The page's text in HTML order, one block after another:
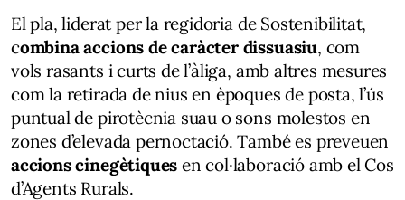
El pla, liderat per la regidoria de Sostenibilitat,
combina accions de caràcter dissuasiu, com
vols rasants i curts de l’àliga, amb altres mesures
com la retirada de nius en èpoques de posta, l’ús
puntual de pirotècnia suau o sons molestos en
zones d’elevada pernoctació. També es preveuen
accions cinegètiquesen col·laboració amb el Cos
d’Agents Rurals.